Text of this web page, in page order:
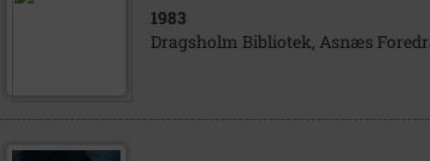
1983
Dragsholm Bibliotek, Asnæs